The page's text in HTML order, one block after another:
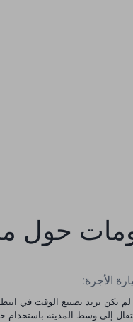
حول
الأجرة:
لم تكن تريد تضييع الوقت في
إلى وسط المدينة باستخدام